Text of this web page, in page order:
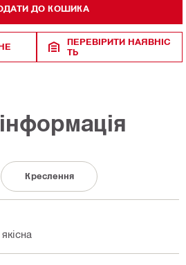
ДО КОШИКА
ПЕРЕВІРИТИ НАЯВНІС
ТЬ
Креслення